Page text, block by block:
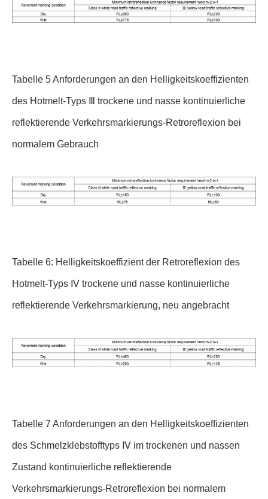
Tabelle 5 Anforderungen an den Helligkeitskoeffizienten
des Hotmelt-Typs Ⅲ trockene und nasse kontinuierliche
reflektierende Verkehrsmarkierungs-Retroreflexion bei
normalem Gebrauch
Tabelle 6: Helligkeitskoeffizient der Retroreflexion des
Hotmelt-Typs Ⅳ trockene und nasse kontinuierliche
reflektierende Verkehrsmarkierung, neu angebracht
Tabelle 7 Anforderungen an den Helligkeitskoeffizienten
des Schmelzklebstofftyps Ⅳ im trockenen und nassen
Zustand kontinuierliche reflektierende
Verkehrsmarkierungs-Retroreflexion bei normalem